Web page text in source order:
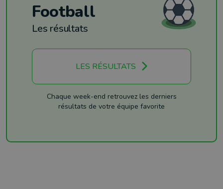
Football
Les résultats
LES RÉSULTATS
Chaque week-end retrouvez les derniers
résultats de votre équipe favorite